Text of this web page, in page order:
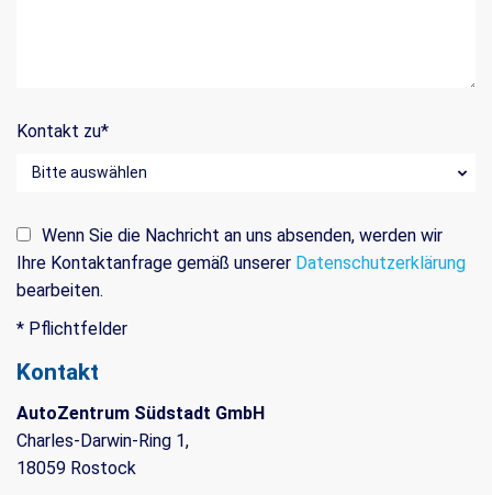
Kontakt zu*
Wenn Sie die Nachricht an uns absenden, werden wir
Ihre Kontaktanfrage gemäß unserer Datenschutzerklärung
bearbeiten.
* Pflichtfelder
Kontakt
AutoZentrum Südstadt GmbH
Charles-Darwin-Ring 1,
18059 Rostock